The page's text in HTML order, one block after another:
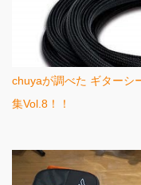
chuyaが調べた ギターシ
集Vol.8！！